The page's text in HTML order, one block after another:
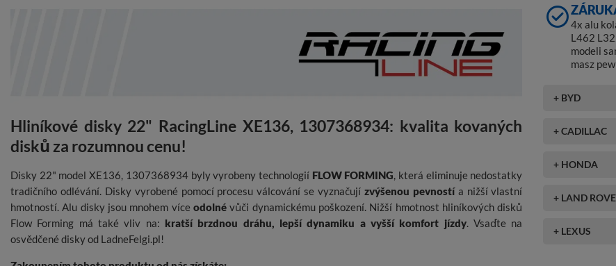
Hliníkové disky 22" RacingLine XE136, 1307368934: kvalita kovaných
disků za rozumnou cenu!
Disky 22" model XE136, 1307368934 byly vyrobeny technologií FLOW FORMING, která eliminuje nedostatky
tradičního odlévání. Disky vyrobené pomocí procesu válcování se vyznačují zvýšenou pevnostía nižší vlastní
hmotností. Alu disky jsou mnohem víceodolné vůči dynamickému poškození. Nižší hmotnost hliníkových disků
Flow Forming má také vliv na: kratší brzdnou dráhu, lepší dynamiku a vyšší komfort jízdy. Vsaďte na
osvědčené disky od LadneFelgi.pl!
4x alu
L462
modeli
masz
+ BYD
+ CADILLAC
+ HONDA
+ LAND
+ LEXUS